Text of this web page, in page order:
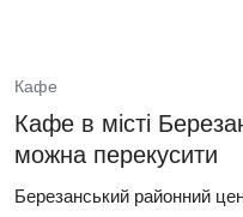
Кафе
Кафе в місті
можна перекусити
Березанський районний